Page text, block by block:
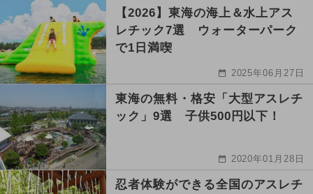
【2026】東海の海上＆水上アス
レチック7選 ウォーターパーク
で1日満喫
2025年06月27日
東海の無料・格安「大型アスレチ
ック」9選 子供500円以下！
2020年01月28日
忍者体験ができる全国のアスレチ